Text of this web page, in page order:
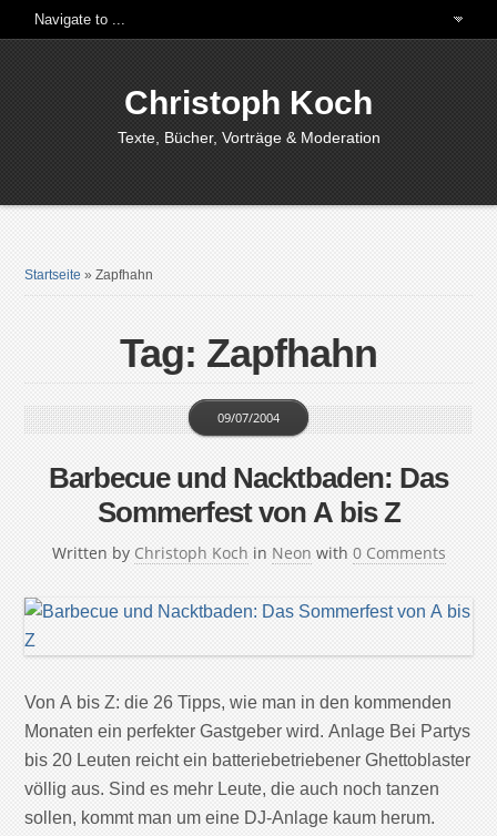
Christoph Koch
Texte, Bücher, Vorträge & Moderation
Startseite »Zapfhahn
Tag: Zapfhahn
Barbecue und Nacktbaden: Das
Sommerfest von A bis Z
Written by Christoph Koch
09/07/2004
in Neon with 0 Comments
Von A bis Z: die 26 Tipps, wie man in den kommenden
Monaten ein perfekter Gastgeber wird. Anlage Bei Partys
bis 20 Leuten reicht ein batteriebetriebener Ghettoblaster
völlig aus. Sind es mehr Leute, die auch noch tanzen
sollen, kommt man um eine DJ-Anlage kaum herum.